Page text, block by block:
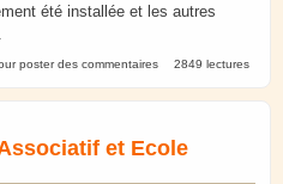
été installée et les autres
supports sécurisés pour ruches
poster des commentaires 2849 lectures
et Ecole